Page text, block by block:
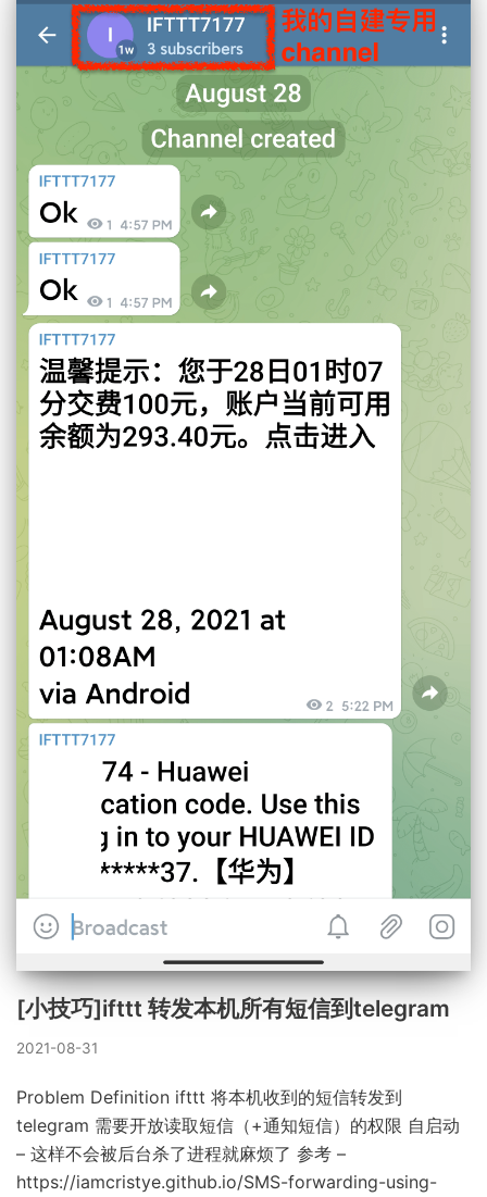
[小技巧]ifttt 转发本机所有短信到telegram
2021-08-31
Problem Definition ifttt 将本机收到的短信转发到
telegram 需要开放读取短信（+通知短信）的权限 自启动
– 这样不会被后台杀了进程就麻烦了 参考 –
https://iamcristye.github.io/SMS-forwarding-using-